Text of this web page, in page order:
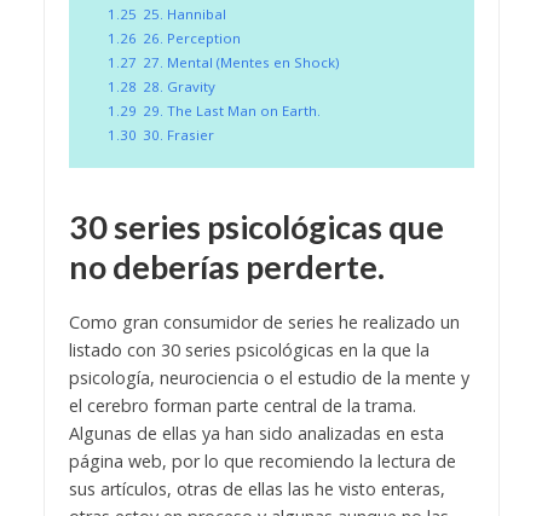
1.25 25. Hannibal
1.26 26. Perception
1.27 27. Mental (Mentes en Shock)
1.28 28. Gravity
1.29 29. The Last Man on Earth.
1.30 30. Frasier
30 series psicológicas que
no deberías perderte.
Como gran consumidor de series he realizado un
listado con 30 series psicológicas en la que la
psicología, neurociencia o el estudio de la mente y
el cerebro forman parte central de la trama.
Algunas de ellas ya han sido analizadas en esta
página web, por lo que recomiendo la lectura de
sus artículos, otras de ellas las he visto enteras,